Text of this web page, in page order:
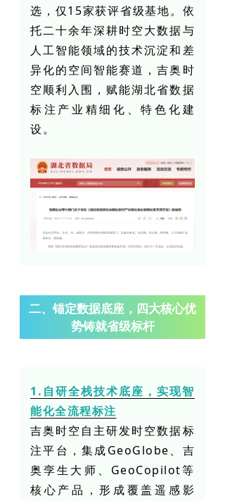
选，仅15家获评省级基地。依
托二十余年深耕时空大数据与
人工智能领域的技术沉淀和差
异化的空间智能赛道，吉奥时
空顺利入围，赋能湖北省数据
标注产业精细化、特色化建
设。
二、锚定数据底座，四大核心优
势铸就省级标杆
1.自研全栈技术底座，实现智
能化全流程标注
吉奥时空自主研发时空数据标
注平台，集成GeoGlobe、吉
奥孪生大师、GeoCopilot等
核心产品，形成覆盖遥感影